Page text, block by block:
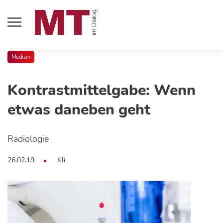
Medizin
Kontrastmittelgabe: Wenn
etwas daneben geht
Radiologie
26.02.19 Kli